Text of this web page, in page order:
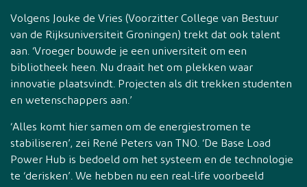
Volgens Jouke de Vries (Voorzitter College van Bestuur
van de Rijksuniversiteit Groningen) trekt dat ook talent
aan. ‘Vroeger bouwde je een universiteit om een
bibliotheek heen. Nu draait het om plekken waar
innovatie plaatsvindt. Projecten als dit trekken studenten
en wetenschappers aan.’
‘Alles komt hier samen om de energiestromen te
stabiliseren’, zei René Peters van TNO. ‘De Base Load
Power Hub is bedoeld om het systeem en de technologie
te ‘derisken’. We hebben nu een real-life voorbeeld